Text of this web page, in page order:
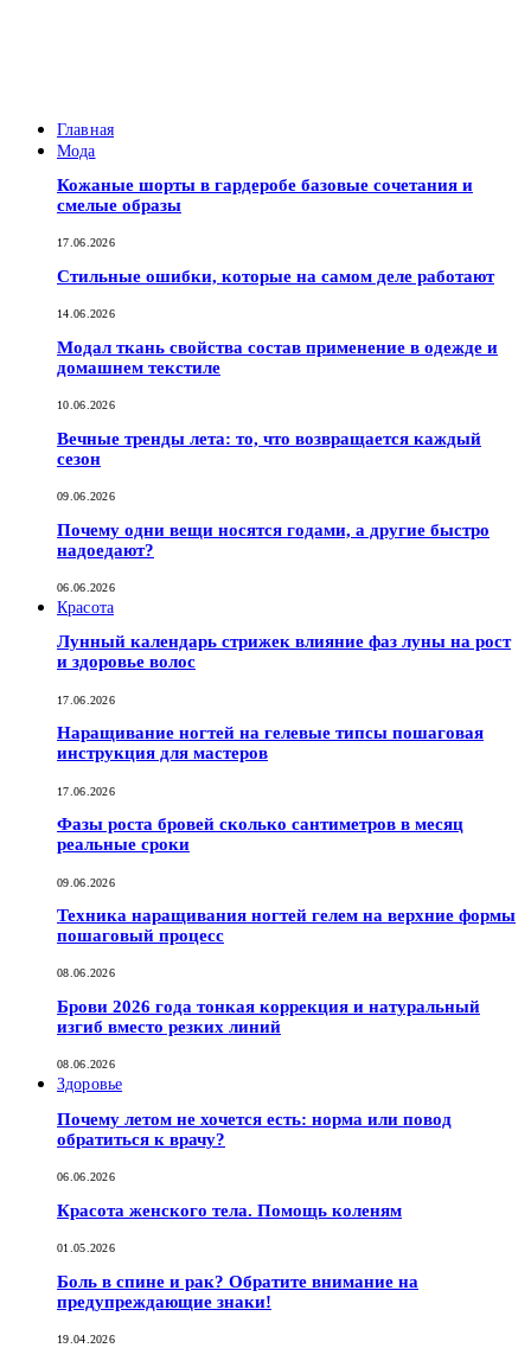
Главная
Мода
Кожаные шорты в гардеробе базовые сочетания и
смелые образы
17.06.2026
Стильные ошибки, которые на самом деле работают
14.06.2026
Модал ткань свойства состав применение в одежде и
домашнем текстиле
10.06.2026
Вечные тренды лета: то, что возвращается каждый
сезон
09.06.2026
Почему одни вещи носятся годами, а другие быстро
надоедают?
06.06.2026
Красота
Лунный календарь стрижек влияние фаз луны на рост
и здоровье волос
17.06.2026
Наращивание ногтей на гелевые типсы пошаговая
инструкция для мастеров
17.06.2026
Фазы роста бровей сколько сантиметров в месяц
реальные сроки
09.06.2026
Техника наращивания ногтей гелем на верхние формы
пошаговый процесс
08.06.2026
Брови 2026 года тонкая коррекция и натуральный
изгиб вместо резких линий
08.06.2026
Здоровье
Почему летом не хочется есть: норма или повод
обратиться к врачу?
06.06.2026
Красота женского тела. Помощь коленям
01.05.2026
Боль в спине и рак? Обратите внимание на
предупреждающие знаки!
19.04.2026